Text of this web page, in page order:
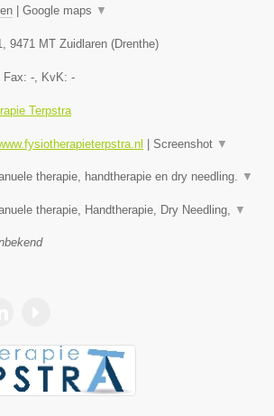
| Google maps ▼
9471 MT Zuidlaren (Drenthe)
, Fax: - , KvK: -
Terpstra
| Screenshot ▼
therapie, handtherapie en dry needling. ▼
therapie, Handtherapie, Dry Needling, ▼